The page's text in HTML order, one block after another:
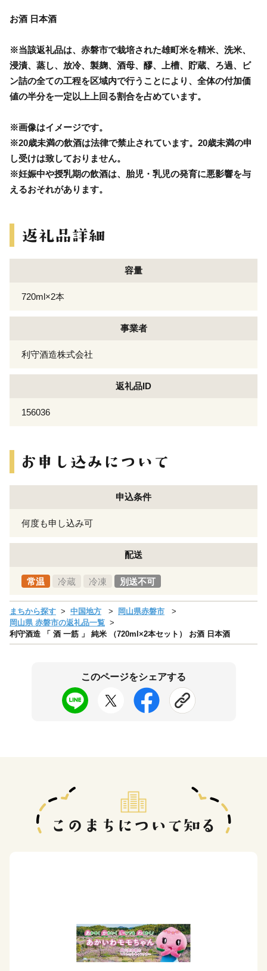
お酒 日本酒
※当該返礼品は、赤磐市で栽培された雄町米を精米、洗米、
浸漬、蒸し、放冷、製麹、酒母、醪、上槽、貯蔵、ろ過、ビ
ン詰の全ての工程を区域内で行うことにより、全体の付加価
値の半分を一定以上上回る割合を占めています。
※画像はイメージです。
※20歳未満の飲酒は法律で禁止されています。20歳未満の申
し受けは致しておりません。
※妊娠中や授乳期の飲酒は、胎児・乳児の発育に悪影響を与
えるおそれがあります。
容量
720ml×2本
事業者
利守酒造株式会社
返礼品ID
156036
申込条件
何度も申し込み可
配送
常温 冷蔵 冷凍 別送不可
まちから探す 中国地方
岡山県赤磐市
岡山県 赤磐市の返礼品一覧
利守酒造 「 酒 一筋 」 純米 （720ml×2本セット） お酒 日本酒
このページをシェアする